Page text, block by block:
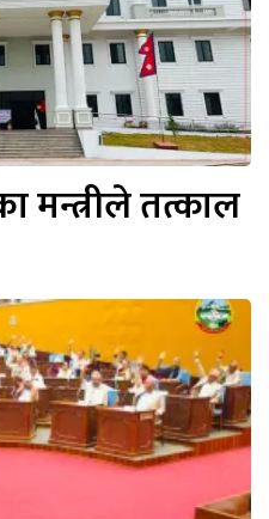
मन्त्रीले तत्काल